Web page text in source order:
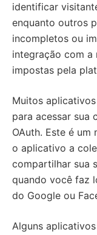
identificar
enquanto outros
incompletos ou
integração com a
impostas pela
Muitos
para acessar sua
OAuth. Este é
o aplicativo a
compartilhar sua
quando você faz
do Google ou
Alguns